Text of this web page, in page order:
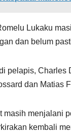
Lukaku
dan belum
pelapis,
dan Matias
masih menjalani
kembali